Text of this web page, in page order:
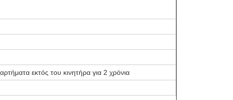
εκτός του κινητήρα για 2 χρόνια